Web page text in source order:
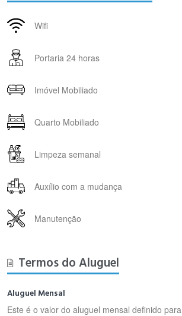
Wifi
Portaria 24 horas
Imóvel Mobiliado
Quarto Mobiliado
Limpeza semanal
Auxílio com a mudança
Manutenção
Termos do Aluguel
Aluguel Mensal
Este é o valor do aluguel mensal definido para